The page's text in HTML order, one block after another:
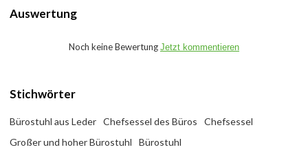
Auswertung
Noch keine Bewertung Jetzt kommentieren
Stichwörter
Bürostuhl aus Leder Chefsessel des Büros
Chefsessel
Großer und hoher Bürostuhl
Bürostuhl